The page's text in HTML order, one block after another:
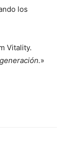
los
Vitality.
»